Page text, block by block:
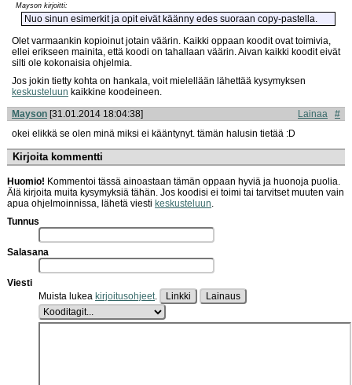
Mayson kirjoitti:
Nuo sinun esimerkit ja opit eivät käänny edes suoraan copy-pastella.
Olet varmaankin kopioinut jotain väärin. Kaikki oppaan koodit ovat toimivia,
ellei erikseen mainita, että koodi on tahallaan väärin. Aivan kaikki koodit eivät
silti ole kokonaisia ohjelmia.
Jos jokin tietty kohta on hankala, voit mielellään lähettää kysymyksen
keskusteluun kaikkine koodeineen.
Mayson [31.01.2014 18:04:38] Lainaa
#
okei elikkä se olen minä miksi ei kääntynyt. tämän halusin tietää :D
Kirjoita kommentti
Huomio! Kommentoi tässä ainoastaan tämän oppaan hyviä ja huonoja puolia.
Älä kirjoita muita kysymyksiä tähän. Jos koodisi ei toimi tai tarvitset muuten vain
apua ohjelmoinnissa, lähetä viesti keskusteluun.
Tunnus
Salasana
Viesti
Muista lukea kirjoitusohjeet Linkki Lainaus